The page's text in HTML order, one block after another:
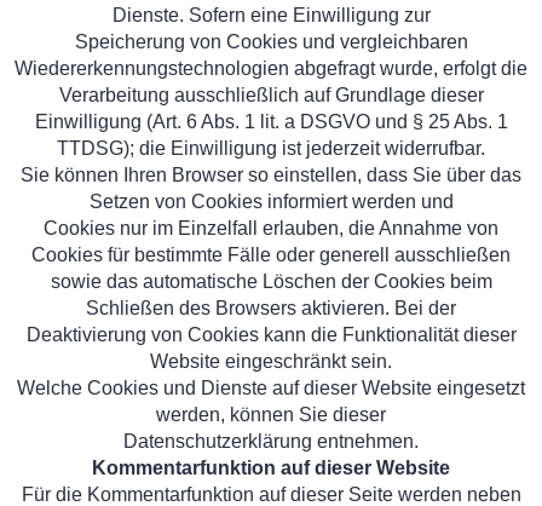
Dienste. Sofern eine Einwilligung zur
Speicherung von Cookies und vergleichbaren
Wiedererkennungstechnologien abgefragt wurde, erfolgt die
Verarbeitung ausschließlich auf Grundlage dieser
Einwilligung (Art. 6 Abs. 1 lit. a DSGVO und § 25 Abs. 1
TTDSG); die Einwilligung ist jederzeit widerrufbar.
Sie können Ihren Browser so einstellen, dass Sie über das
Setzen von Cookies informiert werden und
Cookies nur im Einzelfall erlauben, die Annahme von
Cookies für bestimmte Fälle oder generell ausschließen
sowie das automatische Löschen der Cookies beim
Schließen des Browsers aktivieren. Bei der
Deaktivierung von Cookies kann die Funktionalität dieser
Website eingeschränkt sein.
Welche Cookies und Dienste auf dieser Website eingesetzt
werden, können Sie dieser
Datenschutzerklärung entnehmen.
Kommentarfunktion auf dieser Website
Für die Kommentarfunktion auf dieser Seite werden neben